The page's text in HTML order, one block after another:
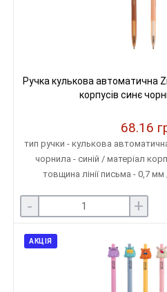
Ручка кулькова автоматична
корпусів синє
68.16
тип ручки - кулькова
чорнила - синій / матеріал
товщина лінії письма - 0,7 мм
- +
АКЦІЯ